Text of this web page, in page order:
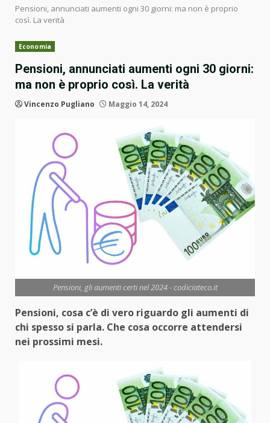
Pensioni, annunciati aumenti ogni 30 giorni: ma non è proprio
così. La verità
Economia
Pensioni, annunciati aumenti ogni 30 giorni:
ma non è proprio così. La verità
Vincenzo Pugliano Maggio 14, 2024
Pensioni, gli aumenti certi nel 2024 - codiciateco.it
Pensioni, cosa c’è di vero riguardo gli aumenti di
chi spesso si parla. Che cosa occorre attendersi
nei prossimi mesi.